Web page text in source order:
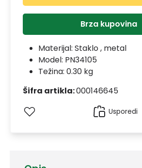
Brza kupovina
Materijal: Staklo , metal
Model: PN34105
Težina: 0.30 kg
Šifra artikla:000146645
Usporedi